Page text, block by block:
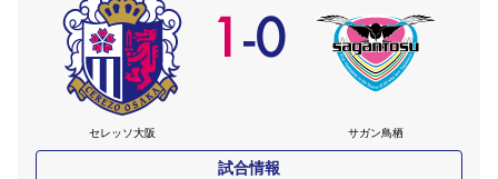
セレッソ大阪
1-0
サガン鳥栖
試合情報